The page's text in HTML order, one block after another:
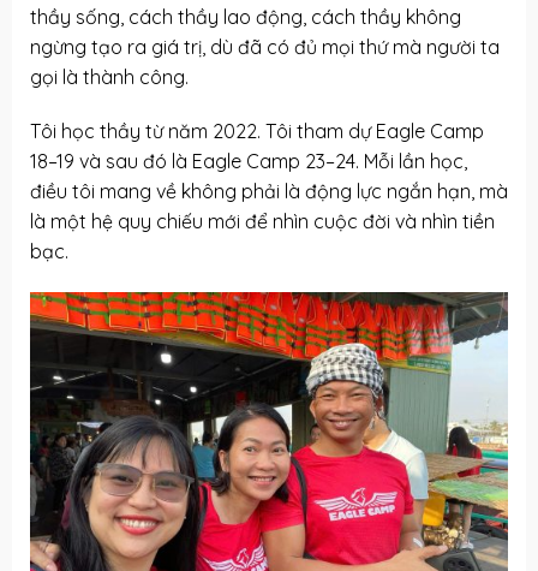
thầy sống, cách thầy lao động, cách thầy không
ngừng tạo ra giá trị, dù đã có đủ mọi thứ mà người ta
gọi là thành công.
Tôi học thầy từ năm 2022. Tôi tham dự Eagle Camp
18–19 và sau đó là Eagle Camp 23–24. Mỗi lần học,
điều tôi mang về không phải là động lực ngắn hạn, mà
là một hệ quy chiếu mới để nhìn cuộc đời và nhìn tiền
bạc.